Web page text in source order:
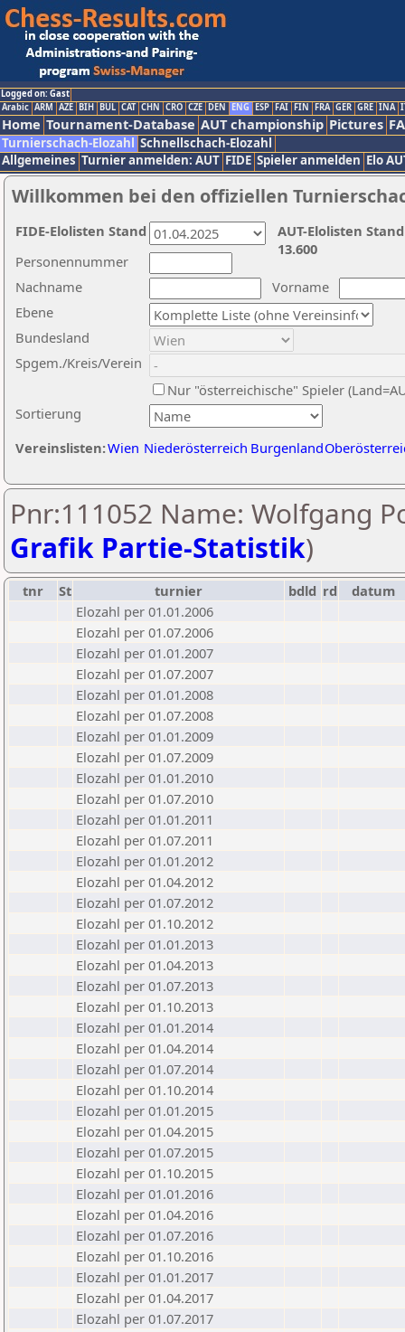
Logged on: Gast
Arabic ARM AZE BIH BUL CAT CHN CRO CZE DEN ENG ESP FAI FIN FRA GER GRE INA
Home Tournament-Database AUT championship Pictures
Turnierschach-Elozahl Schnellschach-Elozahl
Allgemeines Turnier anmelden: AUT FIDE Spieler anmelden Elo
Willkommen bei den offiziellen
Nachname
Vorname
Ebene
Sortierung
Personennummer
Bundesland
Spgem./Kreis/Verein
Nur "österreichische" Spieler
Vereinslisten:Wien Niederösterreich Burgenland
AUT-Elolisten
13.600
FIDE-Elolisten Stand
Pnr:111052 Name: Wolfgang
Grafik Partie-Statistik)
tnr St turnier bdld rd
datum
Elozahl per 01.01.2006
Elozahl per 01.07.2006
Elozahl per 01.01.2007
Elozahl per 01.07.2007
Elozahl per 01.01.2008
Elozahl per 01.07.2008
Elozahl per 01.01.2009
Elozahl per 01.07.2009
Elozahl per 01.01.2010
Elozahl per 01.07.2010
Elozahl per 01.01.2011
Elozahl per 01.07.2011
Elozahl per 01.01.2012
Elozahl per 01.04.2012
Elozahl per 01.07.2012
Elozahl per 01.10.2012
Elozahl per 01.01.2013
Elozahl per 01.04.2013
Elozahl per 01.07.2013
Elozahl per 01.10.2013
Elozahl per 01.01.2014
Elozahl per 01.04.2014
Elozahl per 01.07.2014
Elozahl per 01.10.2014
Elozahl per 01.01.2015
Elozahl per 01.04.2015
Elozahl per 01.07.2015
Elozahl per 01.10.2015
Elozahl per 01.01.2016
Elozahl per 01.04.2016
Elozahl per 01.07.2016
Elozahl per 01.10.2016
Elozahl per 01.01.2017
Elozahl per 01.04.2017
Elozahl per 01.07.2017